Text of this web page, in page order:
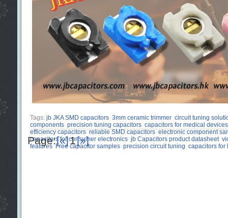
Tags: jb JKA SMD capacitors 3mm ceramic trimmer circuit tuning
components precision tuning capacitors capacitors for medical devices
efficiency capacitors reliable SMD capacitors electronic component
capacitors for consumer electronics jb Capacitors product datasheet
features
Free capacitor samples precision circuit tuning capacitors for
Page:[«]1[»]